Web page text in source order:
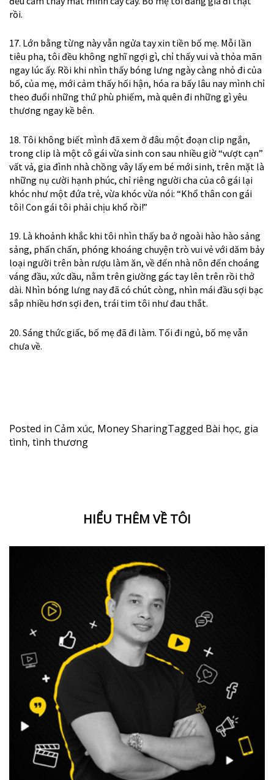
rồi.
17. Lớn bằng từng này vẫn ngửa tay xin tiền bố mẹ. Mỗi lần
tiêu pha, tôi đều không nghĩ ngợi gì, chỉ thấy vui và thỏa mãn
ngay lúc ấy. Rồi khi nhìn thấy bóng lưng ngày càng nhỏ đi của
bố, của mẹ, mới cảm thấy hối hận, hóa ra bấy lâu nay mình chỉ
theo đuổi những thứ phù phiếm, mà quên đi những gì yêu
thương ngay kề bên.
18. Tôi không biết mình đã xem ở đâu một đoạn clip ngắn,
trong clip là một cô gái vừa sinh con sau nhiều giờ “vượt cạn”
vất vả, gia đình nhà chồng vây lấy em bé mới sinh, trên mặt là
những nụ cười hạnh phúc, chỉ riêng người cha của cô gái lại
khóc như một đứa trẻ, vừa khóc vừa nói: “Khổ thân con gái
tôi! Con gái tôi phải chịu khổ rồi!”
19. Là khoảnh khắc khi tôi nhìn thấy ba ở ngoài hào hào sảng
sảng, phấn chấn, phóng khoáng chuyện trò vui vẻ với dăm bảy
loại người trên bàn rượu làm ăn, về đến nhà nôn đến choáng
váng đầu, xức dầu, nằm trên giường gác tay lên trên rồi thở
dài. Nhìn bóng lưng nay đã có chút còng, nhìn mái đầu sợi bạc
sắp nhiều hơn sợi đen, trái tim tôi như đau thắt.
20. Sáng thức giấc, bố mẹ đã đi làm. Tối đi ngủ, bố mẹ vẫn
chưa về.
Posted in Cảm xúc, Money SharingTagged Bài học, gia
tình, tình thương
HIỂU THÊM VỀ TÔI